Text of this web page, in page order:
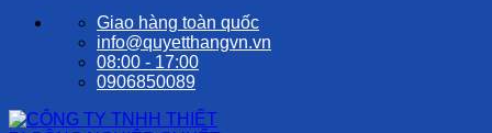
Giao hàng toàn quốc
info@quyetthangvn.vn
08:00 - 17:00
0906850089